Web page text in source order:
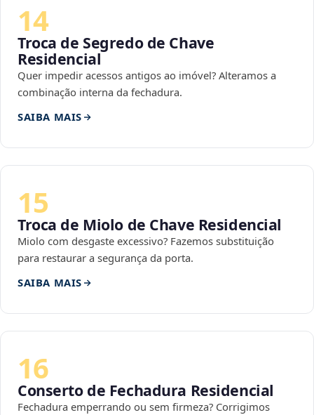
14
Troca de Segredo de Chave
Residencial
Quer impedir acessos antigos ao imóvel? Alteramos a
combinação interna da fechadura.
SAIBA MAIS
15
Troca de Miolo de Chave Residencial
Miolo com desgaste excessivo? Fazemos substituição
para restaurar a segurança da porta.
SAIBA MAIS
16
Conserto de Fechadura Residencial
Fechadura emperrando ou sem firmeza? Corrigimos